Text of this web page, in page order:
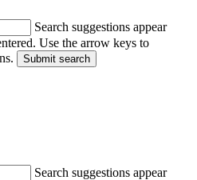
Search suggestions appear
Use the arrow keys to
Submit search
Search suggestions appear